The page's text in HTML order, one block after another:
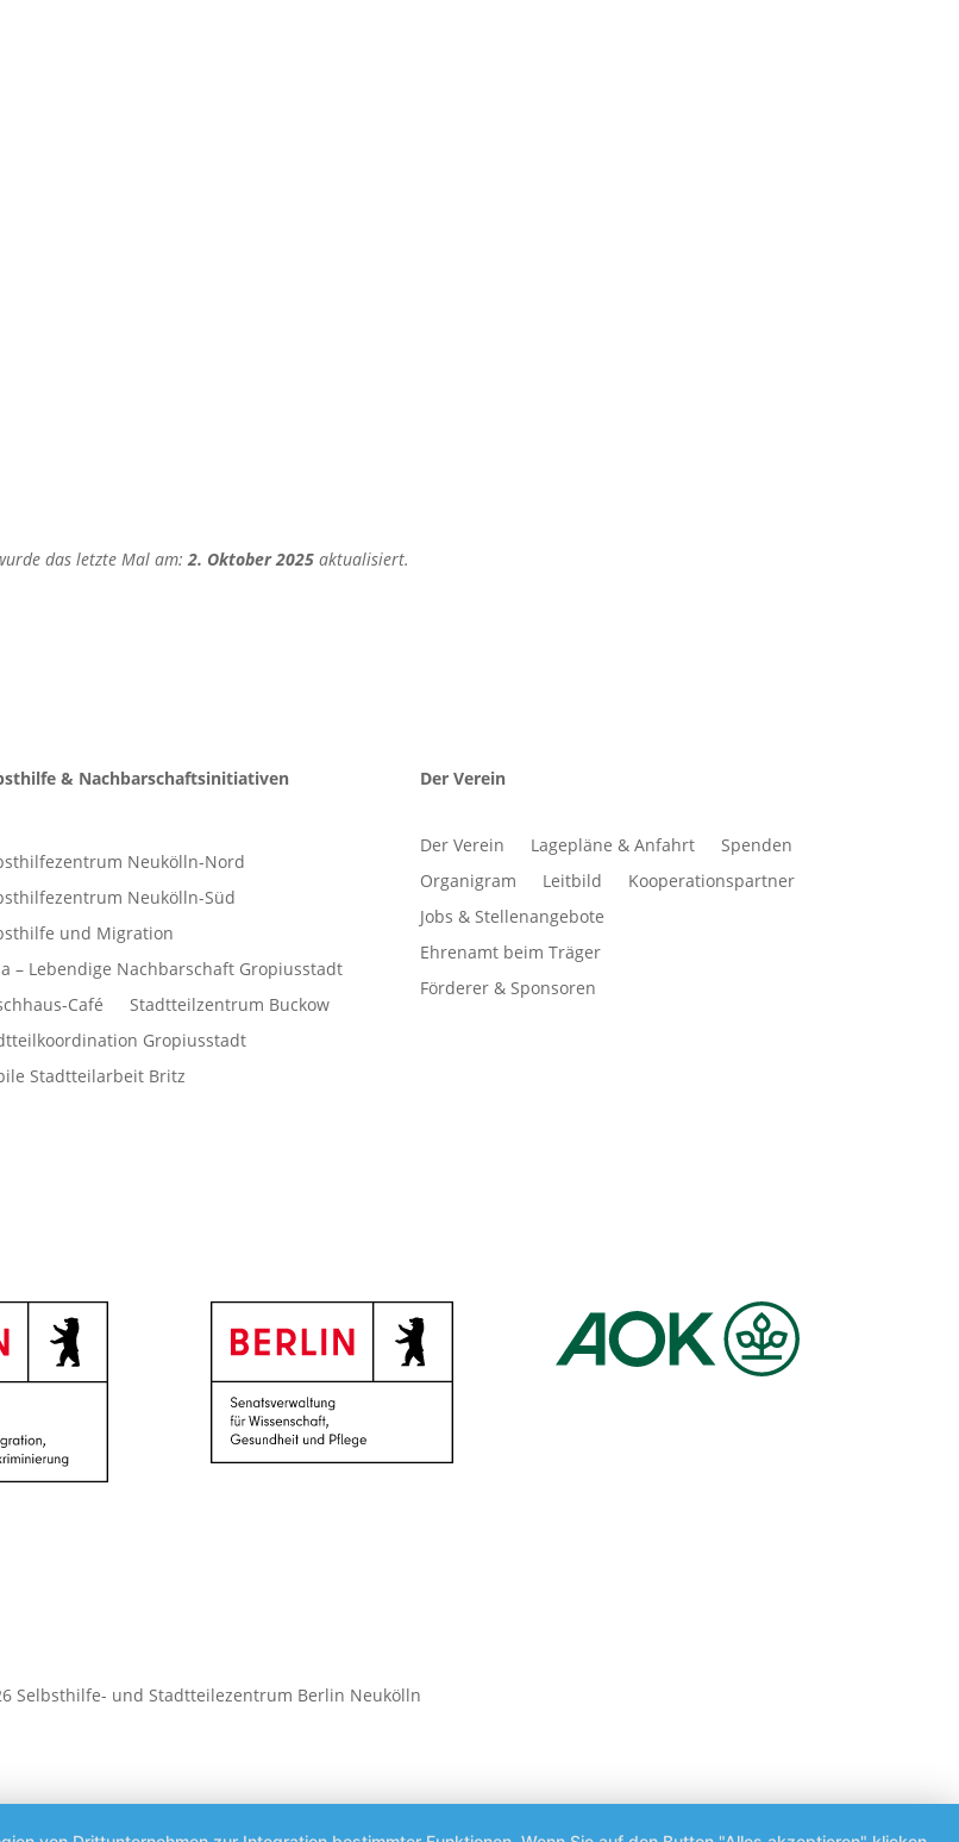
das letzte Mal am:2. Oktober 2025 aktualisiert.
& Nachbarschaftsinitiativen
Neukölln-Nord
Neukölln-Süd
und Migration
– Lebendige Nachbarschaft Gropiusstadt
Café
Stadtteilzentrum Buckow
Gropiusstadt
Stadtteilarbeit Britz
Der Verein
Der Verein Lagepläne & Anfahrt
Spenden
Organigram
Leitbild
Kooperationspartner
Jobs & Stellenangebote
Ehrenamt beim Träger
Förderer & Sponsoren
Selbsthilfe- und Stadtteilezentrum Berlin Neukölln